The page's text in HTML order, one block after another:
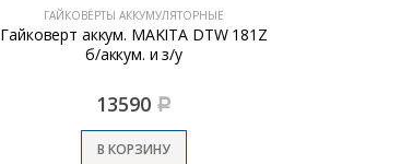
ГАЙКОВЁРТЫ АККУМУЛЯТОРНЫЕ
Гайковерт аккум. MAKITA DTW 181Z
б/аккум. и з/у
13590 Р
В КОРЗИНУ